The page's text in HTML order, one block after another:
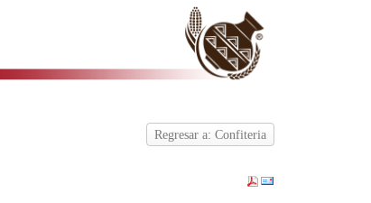
Regresar a: Confiteria